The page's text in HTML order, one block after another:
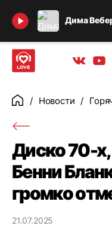
Дима
Найти
ГлавнаяНовости
Диско 70-
Бенни
громко
21.07.2025